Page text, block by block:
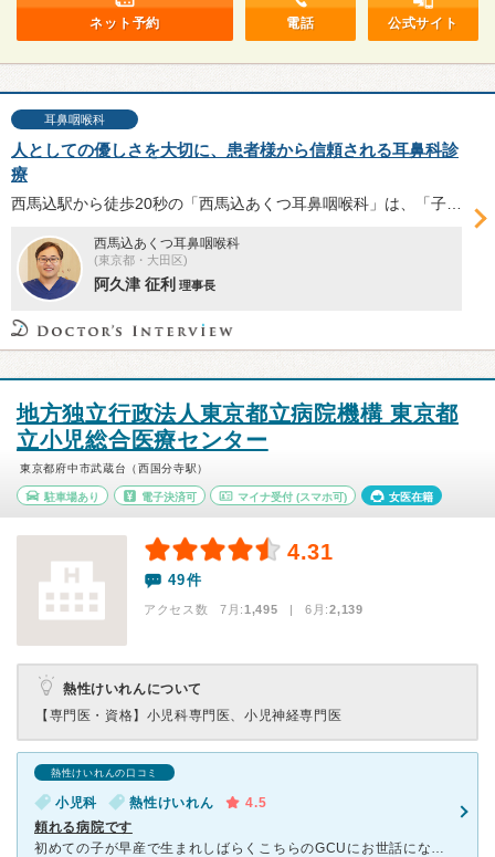
ネット予約 電話 公式サイト
耳鼻咽喉科
人としての優しさを大切に、患者様から信頼される耳鼻科診
療
西馬込あくつ耳鼻咽喉科
(東京都・大田区)
阿久津 征利 理事長
地方独立行政法人東京都立病院機構 東京都
立小児総合医療センター
東京都府中市武蔵台（西国分寺駅）
駐車場あり 電子決済可 マイナ受付 (スマホ可) 女医在籍
4.31
49件
アクセス数 7月:1,495 | 6月:2,139
熱性けいれんについて
【専門医・資格】 小児科専門医、小児神経専門医
熱性けいれんの口コミ
小児科 熱性けいれん
4.5
頼れる病院です
初めての子が早産で生まれしばらくこちらのGCUにお世話になりました。退院以降も熱性痙攣を起こした際には救急で診ていただいたりと何かとお世話になっています。大きな病院ですので色々なスタッフがいます。基本